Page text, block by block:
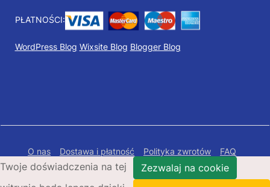
PŁATNOŚCI:
WordPress Blog Wixsite Blog Blogger Blog
O nas Dostawa i płatność Polityka zwrotów
FAQ
Polityka prywatności
Mapa Strony
Twoje doświadczenia na tej
Zezwalaj na cookie